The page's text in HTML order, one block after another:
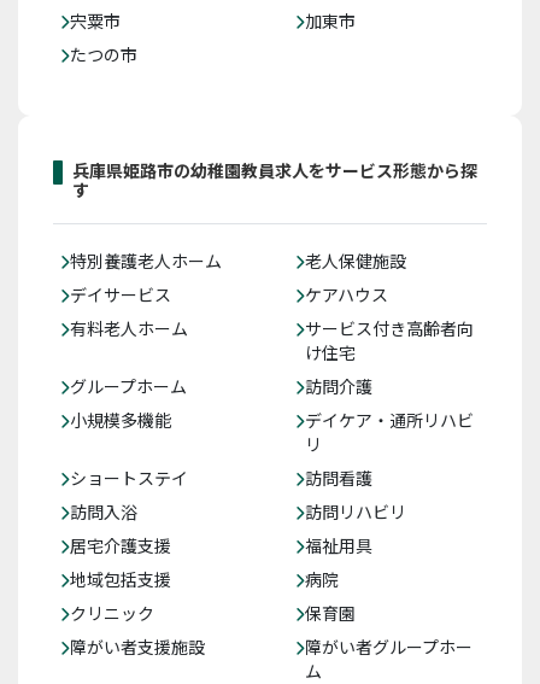
宍粟市
加東市
たつの市
兵庫県姫路市の幼稚園教員求人をサービス形態から探
す
特別養護老人ホーム
老人保健施設
デイサービス
ケアハウス
有料老人ホーム
サービス付き高齢者向
け住宅
グループホーム
訪問介護
小規模多機能
デイケア・通所リハビ
リ
ショートステイ
訪問看護
訪問入浴
訪問リハビリ
居宅介護支援
福祉用具
地域包括支援
病院
クリニック
保育園
障がい者支援施設
障がい者グループホー
ム